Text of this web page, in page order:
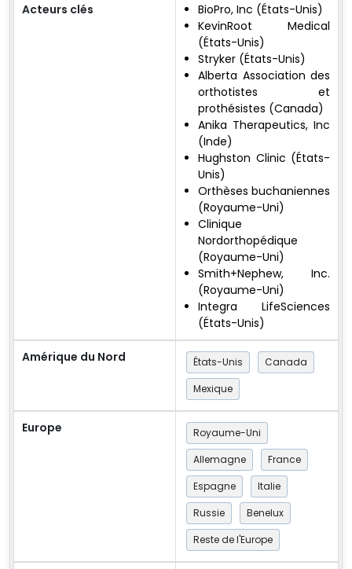
Acteurs clés
BioPro, Inc (États-Unis)
KevinRoot Medical
(États-Unis)
Stryker (États-Unis)
Alberta Association des
orthotistes et
prothésistes (Canada)
Anika Therapeutics, Inc
(Inde)
Hughston Clinic (États-
Unis)
Orthèses buchaniennes
(Royaume-Uni)
Clinique
Nordorthopédique
(Royaume-Uni)
Smith+Nephew, Inc.
(Royaume-Uni)
Integra LifeSciences
(États-Unis)
Amérique du Nord États-Unis
Canada
Mexique
Europe
Royaume-Uni
Allemagne
France
Espagne
Italie
Russie
Benelux
Reste de l'Europe